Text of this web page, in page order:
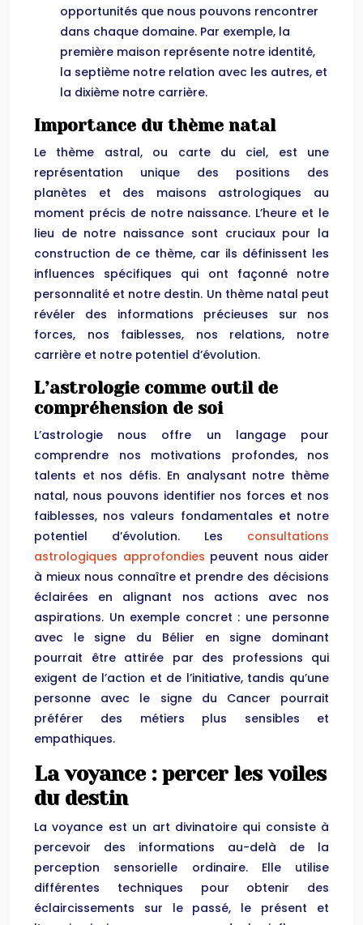
opportunités que nous pouvons rencontrer
dans chaque domaine. Par exemple, la
première maison représente notre identité,
la septième notre relation avec les autres, et
la dixième notre carrière.
Importance du thème natal
Le thème astral, ou carte du ciel, est une
représentation unique des positions des
planètes et des maisons astrologiques au
moment précis de notre naissance. L’heure et le
lieu de notre naissance sont cruciaux pour la
construction de ce thème, car ils définissent les
influences spécifiques qui ont façonné notre
personnalité et notre destin. Un thème natal peut
révéler des informations précieuses sur nos
forces, nos faiblesses, nos relations, notre
carrière et notre potentiel d’évolution.
L’astrologie comme outil de
compréhension de soi
L’astrologie nous offre un langage pour
comprendre nos motivations profondes, nos
talents et nos défis. En analysant notre thème
natal, nous pouvons identifier nos forces et nos
faiblesses, nos valeurs fondamentales et notre
potentiel d’évolution. Les consultations
astrologiques approfondies peuvent nous aider
à mieux nous connaître et prendre des décisions
éclairées en alignant nos actions avec nos
aspirations. Un exemple concret : une personne
avec le signe du Bélier en signe dominant
pourrait être attirée par des professions qui
exigent de l’action et de l’initiative, tandis qu’une
personne avec le signe du Cancer pourrait
préférer des métiers plus sensibles et
empathiques.
La voyance : percer les voiles
du destin
La voyance est un art divinatoire qui consiste à
percevoir des informations au-delà de la
perception sensorielle ordinaire. Elle utilise
différentes techniques pour obtenir des
éclaircissements sur le passé, le présent et